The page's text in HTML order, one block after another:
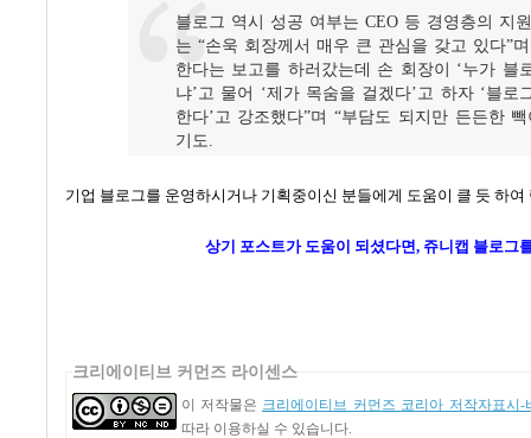
블로그 역시 성공 여부는 CEO 등 경영층의 지
는 “손욱 회장께서 매우 큰 관심을 갖고 있다”며
한다는 보고를 하러갔는데 손 회장이 ‘누가 블
냐’ 고 물어 ‘제가 목숨을 걸겠다’ 고 하자‘블로
한다’ 고 강조했다”며 “부담도 되지만 든든한
기도
기업 블로그를 운영하시거나 기획중이신 분들에게 도움이 클 듯 하
상기 포스트가 도움이 되셨다면, 쥬니캡 블로그
크리에이티브 커먼즈 라이센스
이 저작물은 크리에이티브 커먼즈 코리아 저작자표시
따라 이용하실 수 있습니다.